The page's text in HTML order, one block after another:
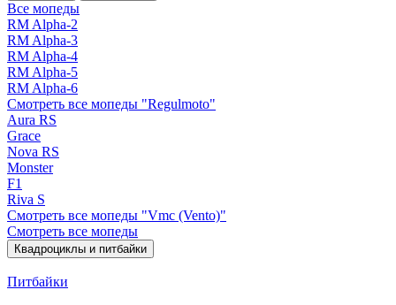
Все мопеды
RM Alpha-2
RM Alpha-3
RM Alpha-4
RM Alpha-5
RM Alpha-6
Смотреть все мопеды "Regulmoto"
Aura RS
Grace
Nova RS
Monster
F1
Riva S
Смотреть все мопеды "Vmc (Vento)"
Смотреть все мопеды
Квадроциклы и питбайки
Питбайки